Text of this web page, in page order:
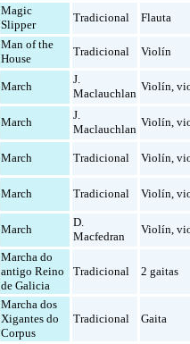
Magic
Slipper
Tradicional
Flauta
Man of the
House
Tradicional Violín
March
J.
Maclauchlan
Violín,
March
J.
Maclauchlan
Violín,
March Tradicional Violín,
March Tradicional Violín,
March
D.
Macfedran
Violín,
Marcha do
antigo Reino
de Galicia
Tradicional 2 gaitas
Marcha dos
Xigantes do
Corpus
Tradicional Gaita